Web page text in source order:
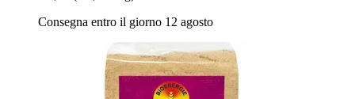
Consegna entro il giorno 12 agosto